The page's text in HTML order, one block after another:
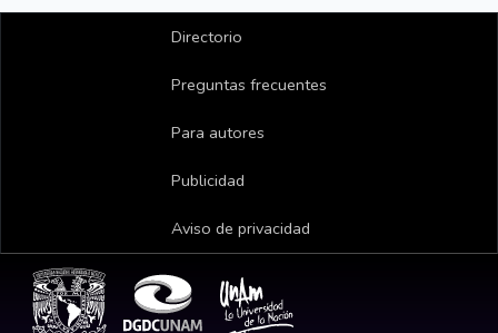
Directorio
Preguntas frecuentes
Para autores
Publicidad
Aviso de privacidad